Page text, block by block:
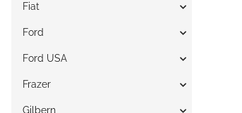
Fiat
Ford
Ford USA
Frazer
Gilbern